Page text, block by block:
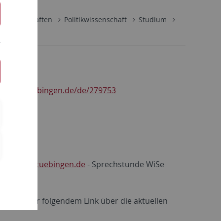
Politikwissenschaft
Studium
uni-tuebingen.de/de/279753
@ifp.uni-tuebingen.de - Sprechstunde WiSe
unter folgendem Link über die aktuellen